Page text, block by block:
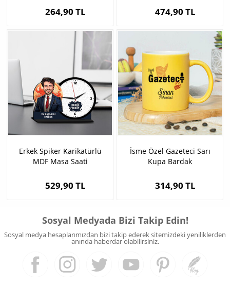
264,90 TL 474,90 TL
Erkek Spiker Karikatürlü
MDF Masa Saati
529,90 TL
İsme Özel Gazeteci Sarı
Kupa Bardak
314,90 TL
Sosyal Medyada Bizi Takip Edin!
Sosyal medya hesaplarımızdan bizi takip ederek sitemizdeki yeniliklerden
anında haberdar olabilirsiniz.